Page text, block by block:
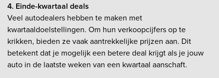
4. Einde-kwartaal deals
Veel autodealers hebben te maken met
kwartaaldoelstellingen. Om hun verkoopcijfers op te
krikken, bieden ze vaak aantrekkelijke prijzen aan. Dit
betekent dat je mogelijk een betere deal krijgt als je jouw
auto in de laatste weken van een kwartaal aanschaft.